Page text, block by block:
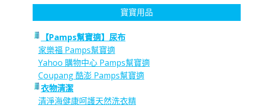
寶寶用品
【Pamps幫寶適】尿布
家樂福 Pamps幫寶適
Yahoo 購物中心 Pamps幫寶適
Coupang 酷澎 Pamps幫寶適
衣物清潔
清淨海健康呵護天然洗衣精